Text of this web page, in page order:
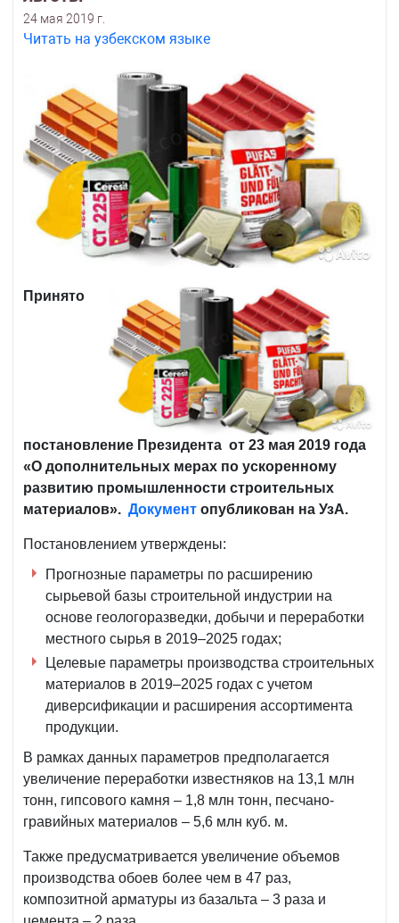
24 мая 2019 г.
Читать на узбекском языке
Принято
постановление Президента от 23 мая 2019 года
«О дополнительных мерах по ускоренному
развитию промышленности строительных
материалов». Документ опубликован на УзА.
Постановлением утверждены:
Прогнозные параметры по расширению
сырьевой базы строительной индустрии на
основе геологоразведки, добычи и переработки
местного сырья в 2019–2025 годах;
Целевые параметры производства строительных
материалов в 2019–2025 годах с учетом
диверсификации и расширения ассортимента
продукции.
В рамках данных параметров предполагается
увеличение переработки известняков на 13,1 млн
тонн, гипсового камня – 1,8 млн тонн, песчано-
гравийных материалов – 5,6 млн куб. м.
Также предусматривается увеличение объемов
производства обоев более чем в 47 раз,
композитной арматуры из базальта – 3 раза и